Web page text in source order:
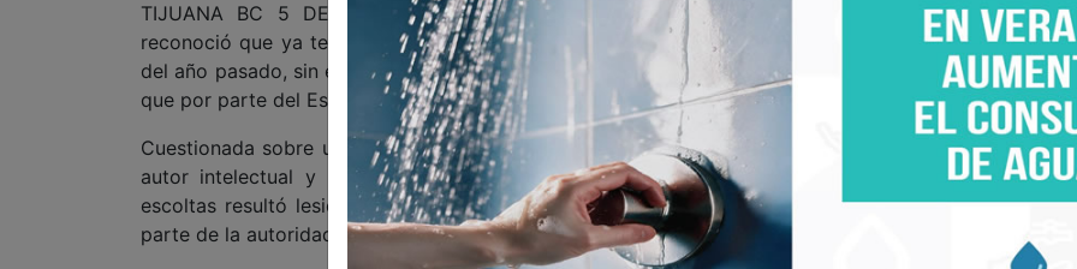
TIJUANA BC 5 DE ENERO DE 2024 (AFN).- La alcaldesa Monserrat Caballero Ramírez
reconoció que ya tenía antecedentes sobre las personas que atentarían en su contra en mayo
del año pasado, sin embargo, dijo, esa información provenía de autoridades federales, mientras
que por parte del Estado no se le había informado al respecto.
Cuestionada sobre una versión periodística en la que se da cuenta de la captura del presunto
autor intelectual y los participantes materiales en el atentado criminal, donde uno de sus
escoltas resultó lesionado, la munícipe dijo sentirse “lacerada” por la falta de información de
parte de la autoridad estatal.